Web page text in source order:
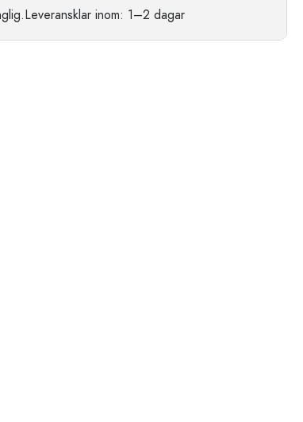
Leveransklar inom: 1–2 dagar